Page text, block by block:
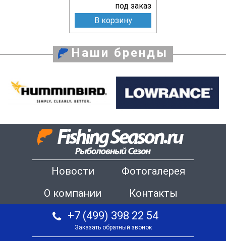
под заказ
В корзину
Наши бренды
Новости
Фотогалерея
О компании
Контакты
+7 (499) 398 22 54
Заказать обратный звонок